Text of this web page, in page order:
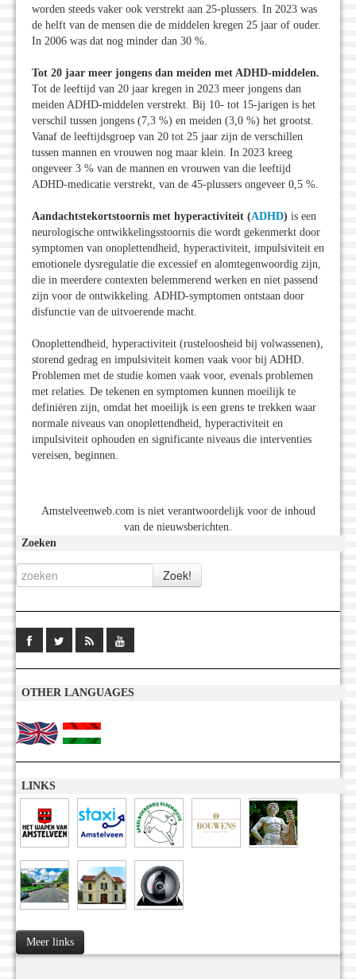
worden steeds vaker ook verstrekt aan 25-plussers. In 2023 was
de helft van de mensen die de middelen kregen 25 jaar of ouder.
In 2006 was dat nog minder dan 30 %.
Tot 20 jaar meer jongens dan meiden met ADHD-middelen.
Tot de leeftijd van 20 jaar kregen in 2023 meer jongens dan
meiden ADHD-middelen verstrekt. Bij 10- tot 15-jarigen is het
verschil tussen jongens (7,3 %) en meiden (3,0 %) het grootst.
Vanaf de leeftijdsgroep van 20 tot 25 jaar zijn de verschillen
tussen mannen en vrouwen nog maar klein. In 2023 kreeg
ongeveer 3 % van de mannen en vrouwen van die leeftijd
ADHD-medicatie verstrekt, van de 45-plussers ongeveer 0,5 %.
Aandachtstekortstoornis met hyperactiviteit (ADHD) is een
neurologische ontwikkelingsstoornis die wordt gekenmerkt door
symptomen van onoplettendheid, hyperactiviteit, impulsiviteit en
emotionele dysregulatie die excessief en alomtegenwoordig zijn,
die in meerdere contexten belemmerend werken en niet passend
zijn voor de ontwikkeling. ADHD-symptomen ontstaan door
disfunctie van de uitvoerende macht.
Onoplettendheid, hyperactiviteit (rusteloosheid bij volwassenen),
storend gedrag en impulsiviteit komen vaak voor bij ADHD.
Problemen met de studie komen vaak voor, evenals problemen
met relaties. De tekenen en symptomen kunnen moeilijk te
definiëren zijn, omdat het moeilijk is een grens te trekken waar
normale niveaus van onoplettendheid, hyperactiviteit en
impulsiviteit ophouden en significante niveaus die interventies
vereisen, beginnen.
Amstelveenweb.com is niet verantwoordelijk voor de inhoud
van de nieuwsberichten.
Zoeken
OTHER LANGUAGES
LINKS
Meer links